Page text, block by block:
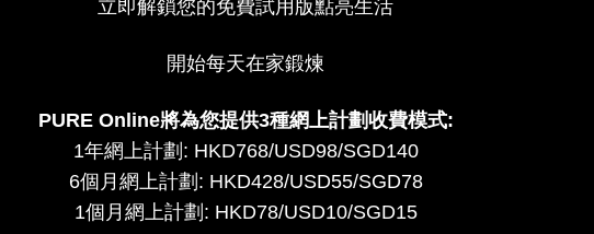
立即解鎖您的免費試用版點亮生活
開始每天在家鍛煉
PURE Online將為您提供3種網上計劃收費模式:
1年網上計劃: HKD768/USD98/SGD140
6個月網上計劃: HKD428/USD55/SGD78
1個月網上計劃: HKD78/USD10/SGD15